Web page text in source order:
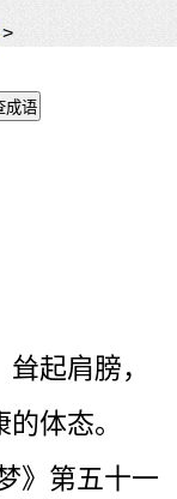
>
起肩膀，
体态。
》第五十一